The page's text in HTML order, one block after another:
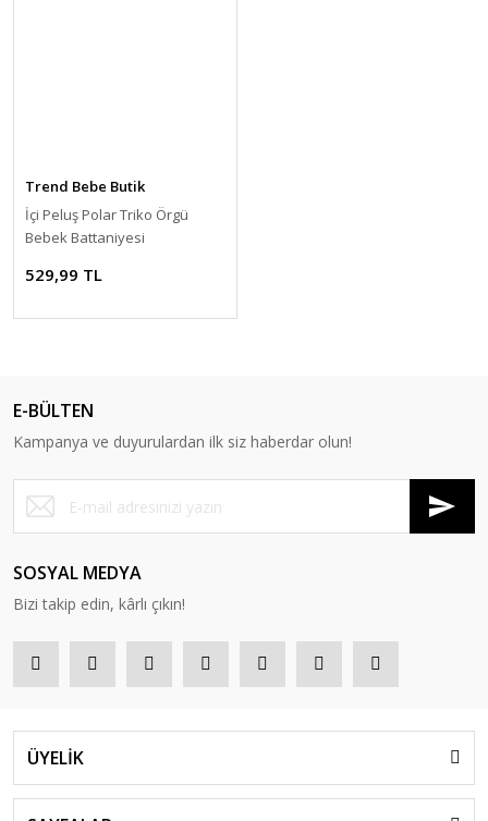
Trend Bebe Butik
İçi Peluş Polar Triko Örgü
Bebek Battaniyesi
Desenli Polar Bebek
529,99 TL
E-BÜLTEN
Kampanya ve duyurulardan ilk siz haberdar olun!
SOSYAL MEDYA
Bizi takip edin, kârlı çıkın!
ÜYELİK